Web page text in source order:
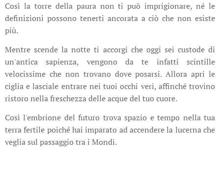
Così la torre della paura non ti può imprigionare, né le
definizioni possono tenerti ancorata a ciò che non esiste
più.
Mentre scende la notte ti accorgi che oggi sei custode di
un'antica sapienza, vengono da te infatti scintille
velocissime che non trovano dove posarsi. Allora apri le
ciglia e lasciale entrare nei tuoi occhi veri, affinché trovino
ristoro nella freschezza delle acque del tuo cuore.
Così l'embrione del futuro trova spazio e tempo nella tua
terra fertile poiché hai imparato ad accendere la lucerna che
veglia sul passaggio tra i Mondi.